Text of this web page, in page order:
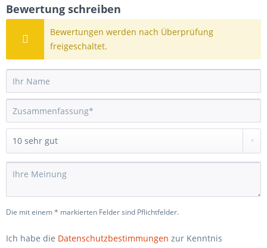
Bewertung schreiben
Bewertungen werden nach Überprüfung
freigeschaltet.
Die mit einem * markierten Felder sind Pflichtfelder.
Ich habe die Datenschutzbestimmungen zur Kenntnis